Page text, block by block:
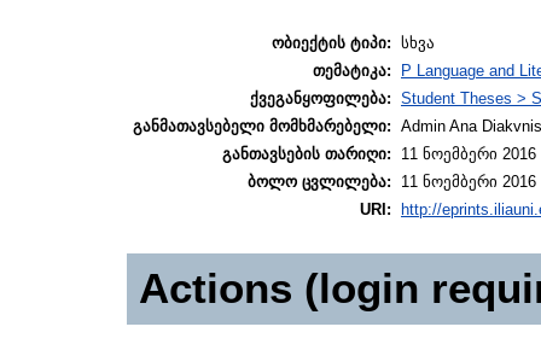
ობიექტის ტიპი: სხვა
თემატიკა:
P Language and
ქვეგანყოფილება: Student Theses >
განმათავსებელი მომხმარებელი: Admin Ana
განთავსების თარიღი:
11 ნოემბერი 2016
ბოლო ცვლილება:
11 ნოემბერი 2016
URI:
http://
Actions (login